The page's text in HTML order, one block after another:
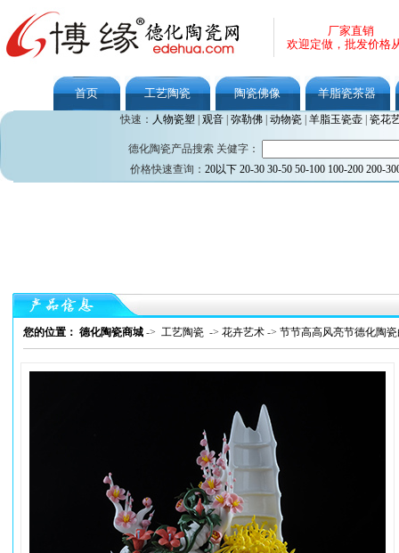
厂家直销
欢迎定做，批发价格
首页 工艺陶瓷 陶瓷佛像 羊脂瓷茶器
快速： 人物瓷塑 观音| 弥勒佛| 动物瓷| 羊脂玉瓷壶| 瓷花
德化陶瓷产品搜索 关健字：
价格快速查询： 20以下 20-30 30-50 50-100 100-200 200-
您的位置： 德化陶瓷商城 -> 工艺陶瓷 -> 花卉艺术 -> 节节高高风亮节德化陶